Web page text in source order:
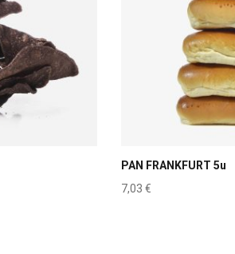
PAN FRANKFURT 5u
7,03 €